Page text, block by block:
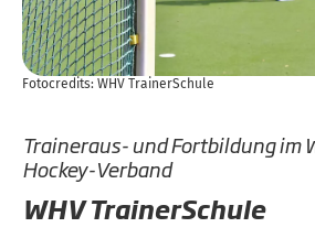
Fotocredits: WHV TrainerSchule
Traineraus- und Fortbildung im
Hockey-Verband
WHV TrainerSchule